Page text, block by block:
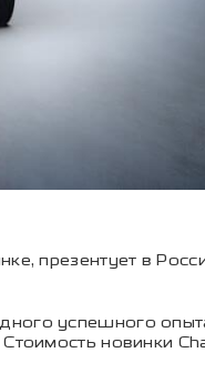
презентует в
успешного
новинки